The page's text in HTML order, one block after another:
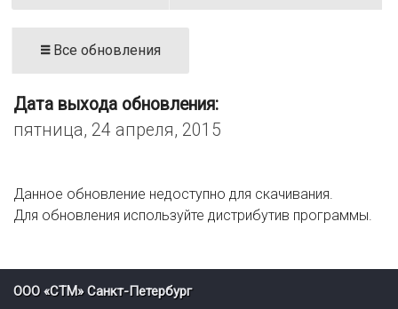
Поддержка
КонтактыВсе обновления
Дата выхода обновления:
пятница, 24 апреля, 2015
Данное обновление недоступно для скачивания.
Для обновления используйте дистрибутив программы.
ООО «СТМ» Санкт-Петербург